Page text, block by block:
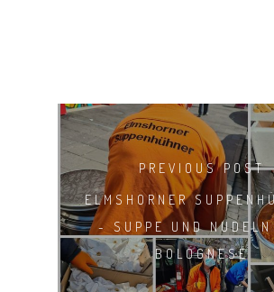
PREVIOUS POST
ELMSHORNER
- SUPPE UND
BOLOGNESE